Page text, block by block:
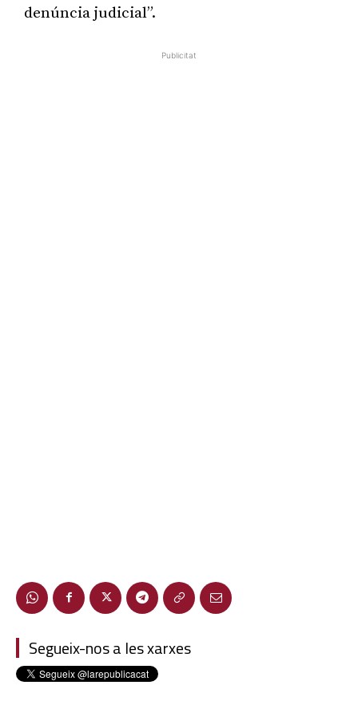
denúncia judicial”.
Publicitat
Segueix-nos a les xarxes